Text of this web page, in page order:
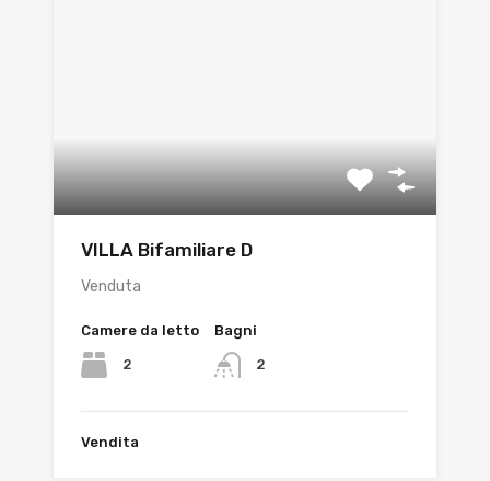
VILLA Bifamiliare D
Venduta
Camere da letto
2
Bagni
2
Vendita